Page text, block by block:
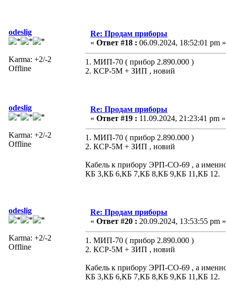
odeslig
Karma: +2/-2
Offline
Re: Продам приборы
« Ответ #18 : 06.09.2024, 18:52:01 pm »
1. МИП-70 ( прибор 2.890.000 )
2. КСР-5М + ЗИП , новий
odeslig
Karma: +2/-2
Offline
Re: Продам приборы
« Ответ #19 : 11.09.2024, 21:23:41 pm »
1. МИП-70 ( прибор 2.890.000 )
2. КСР-5М + ЗИП , новий
Кабель к прибору ЭРП-СО-69 , а
КБ 3,КБ 6,КБ 7,КБ 8,КБ 9,КБ 11,КБ 12.
odeslig
Karma: +2/-2
Offline
Re: Продам приборы
« Ответ #20 : 20.09.2024, 13:53:55 pm »
1. МИП-70 ( прибор 2.890.000 )
2. КСР-5М + ЗИП , новий
Кабель к прибору ЭРП-СО-69 , а
КБ 3,КБ 6,КБ 7,КБ 8,КБ 9,КБ 11,КБ 12.